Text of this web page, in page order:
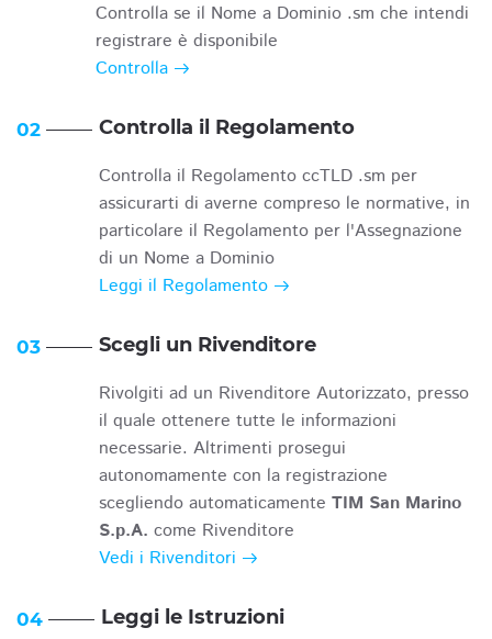
Controlla se il Nome a Dominio .sm che intendi
registrare è disponibile
Controlla
02 Controlla il Regolamento
Controlla il Regolamento ccTLD .sm per
assicurarti di averne compreso le normative, in
particolare il Regolamento per l'Assegnazione
di un Nome a Dominio
Leggi il Regolamento
03 Scegli un Rivenditore
Rivolgiti ad un Rivenditore Autorizzato, presso
il quale ottenere tutte le informazioni
necessarie. Altrimenti prosegui
autonomamente con la registrazione
scegliendo automaticamente TIM San Marino
S.p.A. come Rivenditore
Vedi i Rivenditori
04 Leggi le Istruzioni